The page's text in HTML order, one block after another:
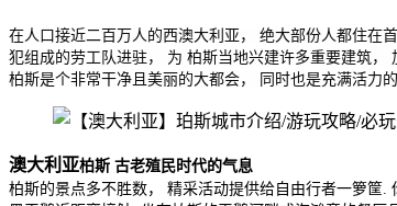
在人口接近二百万人的西澳大利亚， 绝大部份人都住在
犯组成的劳工队进驻， 为 柏斯当地兴建许多重要建筑，
柏斯是个非常干净且美丽的大都会， 同时也是充满活力
澳大利亚柏斯 古老殖民时代的气息
柏斯的景点多不胜数， 精采活动提供给自由行者一箩筐